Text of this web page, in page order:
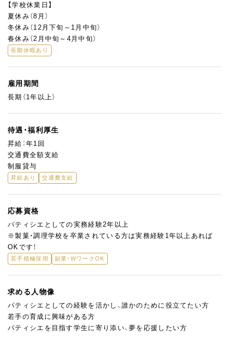
【学校休業日】
夏休み（8月）
冬休み（12月下旬～1月中旬）
春休み（2月中旬～4月中旬）
長期休暇あり
雇用期間
長期（1年以上）
待遇・福利厚生
昇給：年1回
交通費全額支給
制服貸与
昇給あり 交通費支給
応募資格
パティシエとしての実務経験2年以上
※製菓・調理学校を卒業されている方は実務経験1年以上あれば
OKです！
若手積極採用 副業・WワークOK
求める人物像
パティシエとしての経験を活かし、誰かのために役立てたい方
若手の育成に興味がある方
パティシエを目指す学生に寄り添い、夢を応援したい方